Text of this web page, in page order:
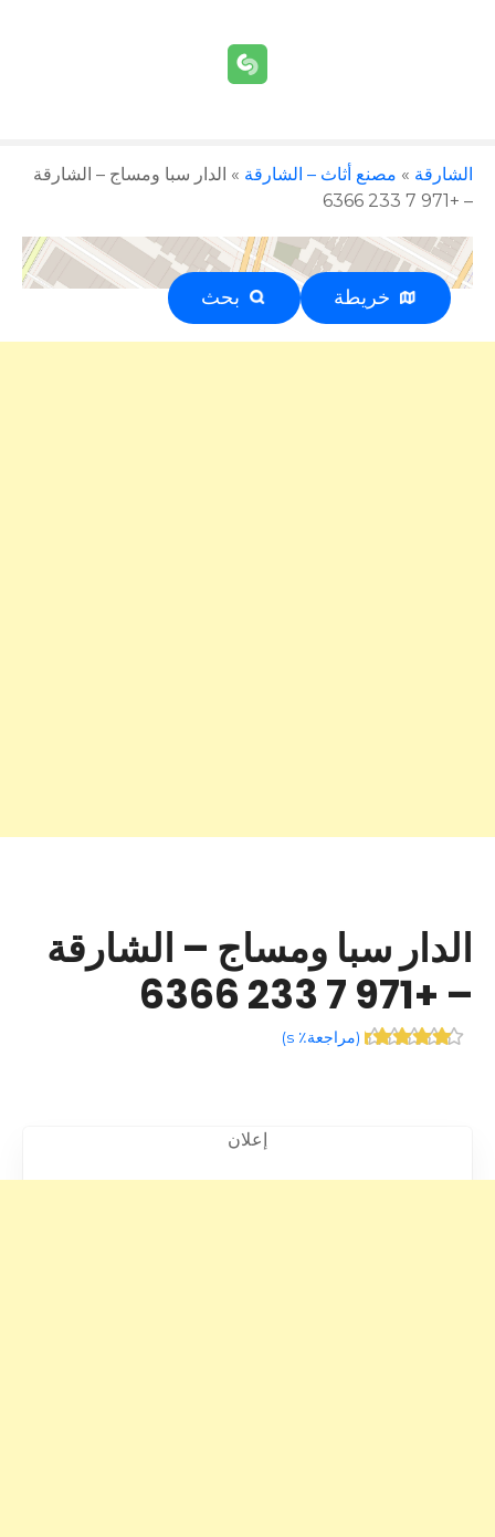
الشارقة » مصنع أثاث – الشارقة » الدار سبا ومساج – الشارقة
– +971 7 233 6366
خريطة بحثإعلان
الدار سبا ومساج – الشارقة
– +971 7 233 6366
(مراجعة٪ s )
إعلان